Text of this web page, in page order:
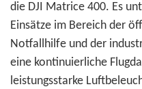
die DJI Matrice 400. Es
Einsätze im Bereich der
Notfallhilfe und der
eine kontinuierliche
leistungsstarke